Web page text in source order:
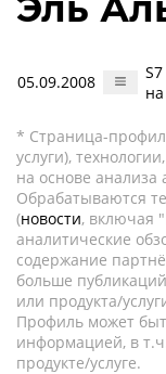
05.09.2008
* Страница-
услуги),
на основе анализа
Обрабатываются
(новости, включая
аналитические
содержание
больше
или продукта/
Профиль может
информацией, в
продукте/услуге.